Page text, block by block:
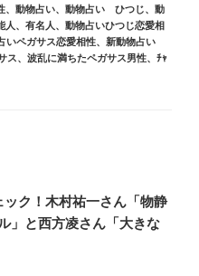
、 動物占い、 動物占い ひつじ、 動
、有名人 、 動物占いひつじ恋愛相
いペガサス恋愛相性、 新動物占い
ス、 波乱に満ちたペガサス男性、 ﾁｬ
ク！木村祐一さん「物静
」と西方凌さん「大きな